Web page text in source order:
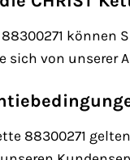
88300271
sich von unserer
88300271